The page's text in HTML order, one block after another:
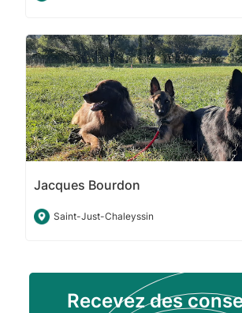
Jacques Bourdon
Saint-Just-Chaleyssin
Recevez des